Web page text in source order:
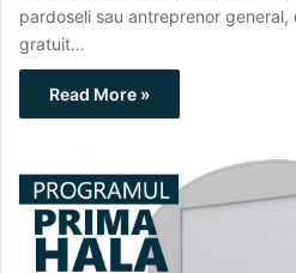
pardoseli sau antreprenor
gratuit…
Read More »